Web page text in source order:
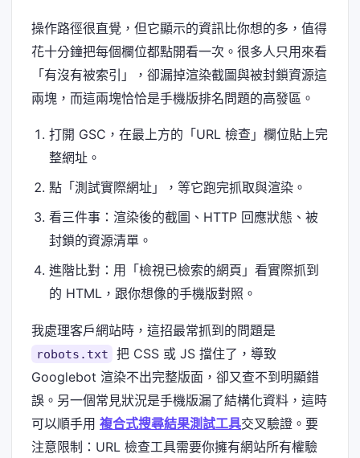
操作路徑很直覺，但它顯示的資訊比你想的多，值得
花十分鐘把每個欄位都點開看一次。很多人只用來看
「有沒有被索引」，卻漏掉渲染截圖與被封鎖資源這
兩塊，而這兩塊恰恰是手機版排名問題的高發區。
打開 GSC，在最上方的「URL 檢查」欄位貼上完
整網址。
點「測試實際網址」，等它跑完抓取與渲染。
看三件事：渲染後的截圖、HTTP 回應狀態、被
封鎖的資源清單。
進階比對：用「檢視已檢索的網頁」看實際抓到
的 HTML，跟你想像的手機版對照。
我處理客戶網站時，這招最常抓到的問題是
robots.txt
把 CSS 或 JS 擋住了，導致
Googlebot 渲染不出完整版面，卻又查不到明顯錯
誤。另一個常見狀況是手機版漏了結構化資料，這時
可以順手用 複合式搜尋結果測試工具交叉驗證。要
注意限制：URL 檢查工具需要你擁有網站所有權驗